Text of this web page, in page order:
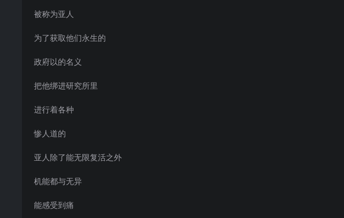
被称为亚人
为了获取他们永生的
政府以的名义
把他绑进研究所里
进行着各种
惨人道的
亚人除了能无限复活之外
机能都与无异
能感受到痛